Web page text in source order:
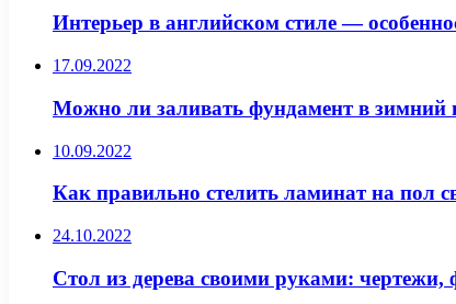
Интерьер в английском стиле —
17.09.2022
Можно ли заливать фундамент в зимний
10.09.2022
Как правильно стелить ламинат на пол
24.10.2022
Стол из дерева своими руками: